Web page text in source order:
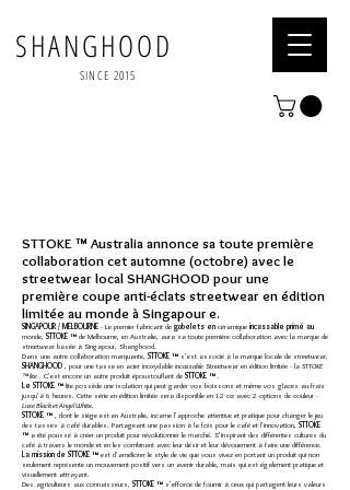
SHANGHOOD
SINCE 2015
STTOKE ™ Australia annonce sa toute première
collaboration cet automne (octobre) avec le
streetwear local SHANGHOOD pour une
première coupe anti-éclats streetwear en édition
limitée au monde à Singapoure.
SINGAPOUR / MELBOURNE - Le premier fabricant de gobelets en céramique incassable primé au
monde, STTOKE ™ de Melbourne, en Australie, aura sa toute première collaboration avec la marque de
streetwear basée à Singapour, Shanghood.
Dans une autre collaboration marquante, STTOKE ™ s'est associé à la marque locale de streetwear,
SHANGHOOD , pour une tasse en acier inoxydable incassable Streetwear en édition limitée - la STTOKE
™ lite . C'est encore un autre produit époustouflant de STTOKE ™ .
Le STTOKE ™ lite possède une isolation qui peut garder vos boissons et même vos glaces au frais
jusqu'à 6 heures. Cette série en édition limitée sera disponible en 12 oz avec 2 options de couleur -
Luxe Black et Angel White.
STTOKE ™ , dont le siège est en Australie, incarne l'approche attentive et pratique pour changer le jeu
des tasses à café durables. Partageant une passion à la fois pour le café et l'innovation, STTOKE
™ a été poussé à créer un produit pour révolutionner le marché. S'inspirant des différentes cultures du
café à travers le monde et en les combinant avec leur désir et leur dévouement à faire une différence.
La mission de STTOKE ™ est d'améliorer le style de vie que vous vivez en portant un produit qui non
seulement représente un mouvement positif vers un avenir durable, mais qui est également pratique et
visuellement attrayant.
Des agriculteurs aux connaisseurs, STTOKE ™ s'efforce de fournir à ceux qui partagent leurs valeurs